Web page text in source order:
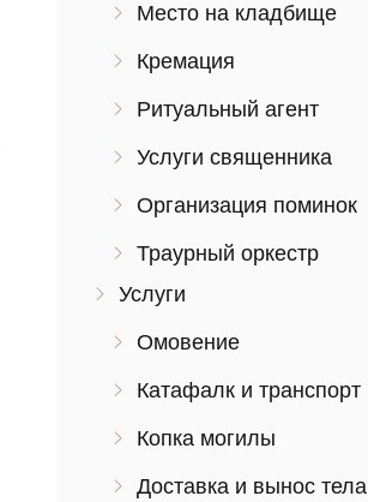
Место на кладбище
Кремация
Ритуальный агент
Услуги священника
Организация поминок
Траурный оркестр
Услуги
Омовение
Катафалк и транспорт
Копка могилы
Доставка и вынос тела